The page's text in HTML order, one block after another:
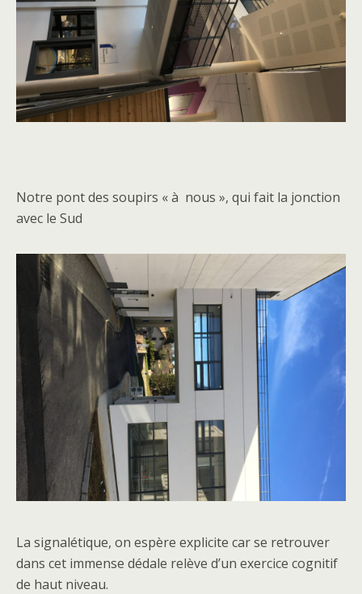
Notre pont des soupirs « à nous », qui fait la jonction
avec le Sud
La signalétique, on espère explicite car se retrouver
dans cet immense dédale relève d’un exercice cognitif
de haut niveau.